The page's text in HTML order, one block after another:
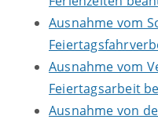
Ausnahme vom
Ausnahme vom
Feiertagsarbeit
Ausnahme von